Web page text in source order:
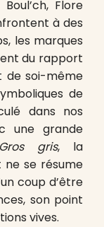
Flore
à des
les marques
du rapport
de soi-même
de
dans nos
une grande
Gros gris, la
ne se résume
coup d’être
son point
vives.